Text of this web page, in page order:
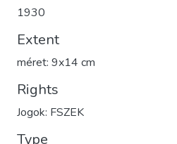
1930
Extent
méret: 9x14 cm
Rights
Jogok: FSZEK
Type